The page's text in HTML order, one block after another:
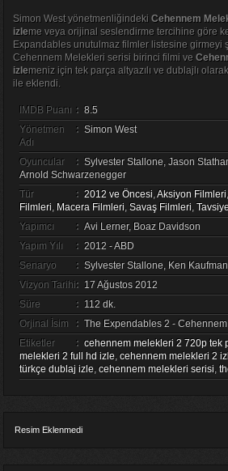
Simon West yönetmenliğindeki Cehennem
izleme veya orijinal seslendirme tercihine göre
Expandables unutulmaz filmler listesine girmeyi
Cehennem Melekleri serisi birinci filmi ve
izlemeniz için tek parça altyazılı ve dublajlı
ile eklendi.
IMDB Puanı : 8.5
Yönetmen
Adı
: Simon West
Oyuncular : Sylvester Stallone, Jason
Arnold Schwarzenegger
Tür
: 2012 ve Öncesi,Aksiyon Filmleri,
Filmleri, Macera Filmleri, Savaş Filmleri,
Yapımcı
: Avi Lerner, Boaz Davidson
Yapım Yılı
: 2012 - ABD
Senaryo
: Sylvester Stallone, Ken
Vizyon Tarihi: 17 Ağustos 2012
Süre
: 112 dk.
Orjinal İsim
: The Expendables 2 -
Etiketler
: cehennem melekleri 2 720p tek
melekleri 2 full hd izle, cehennem melekleri 2
türkçe dublaj izle, cehennem melekleri serisi,
Resim Eklenmedi